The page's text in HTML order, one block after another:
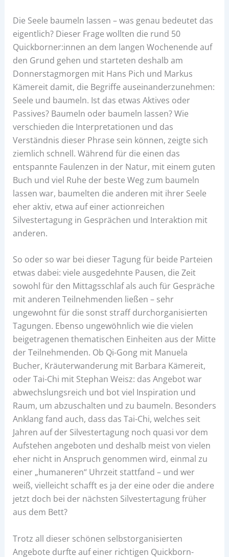
Die Seele baumeln lassen – was genau bedeutet das
eigentlich? Dieser Frage wollten die rund 50
Quickborner:innen an dem langen Wochenende auf
den Grund gehen und starteten deshalb am
Donnerstagmorgen mit Hans Pich und Markus
Kämereit damit, die Begriffe auseinanderzunehmen:
Seele und baumeln. Ist das etwas Aktives oder
Passives? Baumeln oder baumeln lassen? Wie
verschieden die Interpretationen und das
Verständnis dieser Phrase sein können, zeigte sich
ziemlich schnell. Während für die einen das
entspannte Faulenzen in der Natur, mit einem guten
Buch und viel Ruhe der beste Weg zum baumeln
lassen war, baumelten die anderen mit ihrer Seele
eher aktiv, etwa auf einer actionreichen
Silvestertagung in Gesprächen und Interaktion mit
anderen.
So oder so war bei dieser Tagung für beide Parteien
etwas dabei: viele ausgedehnte Pausen, die Zeit
sowohl für den Mittagsschlaf als auch für Gespräche
mit anderen Teilnehmenden ließen – sehr
ungewohnt für die sonst straff durchorganisierten
Tagungen. Ebenso ungewöhnlich wie die vielen
beigetragenen thematischen Einheiten aus der Mitte
der Teilnehmenden. Ob Qi-Gong mit Manuela
Bucher, Kräuterwanderung mit Barbara Kämereit,
oder Tai-Chi mit Stephan Weisz: das Angebot war
abwechslungsreich und bot viel Inspiration und
Raum, um abzuschalten und zu baumeln. Besonders
Anklang fand auch, dass das Tai-Chi, welches seit
Jahren auf der Silvestertagung noch quasi vor dem
Aufstehen angeboten und deshalb meist von vielen
eher nicht in Anspruch genommen wird, einmal zu
einer „humaneren“ Uhrzeit stattfand – und wer
weiß, vielleicht schafft es ja der eine oder die andere
jetzt doch bei der nächsten Silvestertagung früher
aus dem Bett?
Trotz all dieser schönen selbstorganisierten
Angebote durfte auf einer richtigen Quickborn-